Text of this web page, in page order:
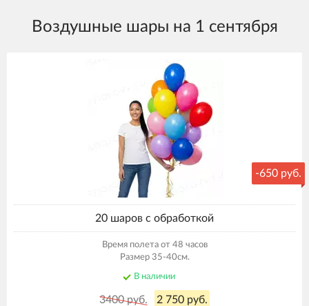
Воздушные шары на 1 сентября
-650 руб.
20 шаров с обработкой
Время полета от 48 часов
Размер 35-40см.
В наличии
3400 руб. 2 750 руб.